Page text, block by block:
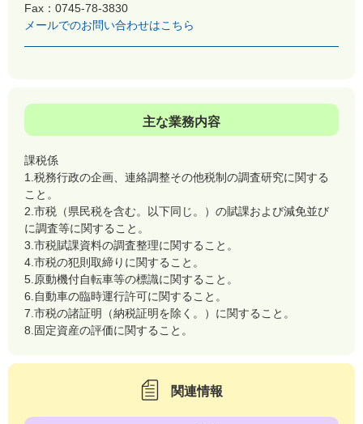
Fax：0745-78-3830
メールでのお問い合わせはこちら
主な業務内容
課税係
1.税務行政の企画、連絡調整その他税制の調査研究に関する
こと。
2.市税（県民税を含む。以下同じ。）の賦課および減免並び
に調査等に関すること。
3.市税賦課資料の調査整理に関すること。
4.市税の犯則取締りに関すること。
5.原動機付自転車等の標識に関すること。
6.自動車の臨時運行許可に関すること。
7.市税の諸証明（納税証明を除く。）に関すること。
8.固定資産の評価に関すること。
関連情報